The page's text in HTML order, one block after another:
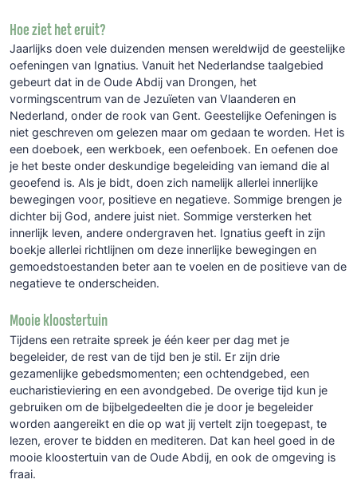
Hoe ziet het eruit?
Jaarlijks doen vele duizenden mensen wereldwijd de geestelijke
oefeningen van Ignatius. Vanuit het Nederlandse taalgebied
gebeurt dat in de Oude Abdij van Drongen, het
vormingscentrum van de Jezuïeten van Vlaanderen en
Nederland, onder de rook van Gent. Geestelijke Oefeningen is
niet geschreven om gelezen maar om gedaan te worden. Het is
een doeboek, een werkboek, een oefenboek. En oefenen doe
je het beste onder deskundige begeleiding van iemand die al
geoefend is. Als je bidt, doen zich namelijk allerlei innerlijke
bewegingen voor, positieve en negatieve. Sommige brengen je
dichter bij God, andere juist niet. Sommige versterken het
innerlijk leven, andere ondergraven het. Ignatius geeft in zijn
boekje allerlei richtlijnen om deze innerlijke bewegingen en
gemoedstoestanden beter aan te voelen en de positieve van de
negatieve te onderscheiden.
Mooie kloostertuin
Tijdens een retraite spreek je één keer per dag met je
begeleider, de rest van de tijd ben je stil. Er zijn drie
gezamenlijke gebedsmomenten; een ochtendgebed, een
eucharistieviering en een avondgebed. De overige tijd kun je
gebruiken om de bijbelgedeelten die je door je begeleider
worden aangereikt en die op wat jij vertelt zijn toegepast, te
lezen, erover te bidden en mediteren. Dat kan heel goed in de
mooie kloostertuin van de Oude Abdij, en ook de omgeving is
fraai.